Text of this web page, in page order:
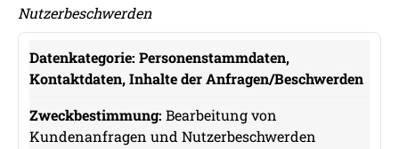
Nutzerbeschwerden
Datenkategorie
Rechtsgrundlage
Personenstammdaten,
Kontaktdaten, Inhalte der Anfragen/Beschwerden
Bearbeitung von
Kundenanfragen und Nutzerbeschwerden